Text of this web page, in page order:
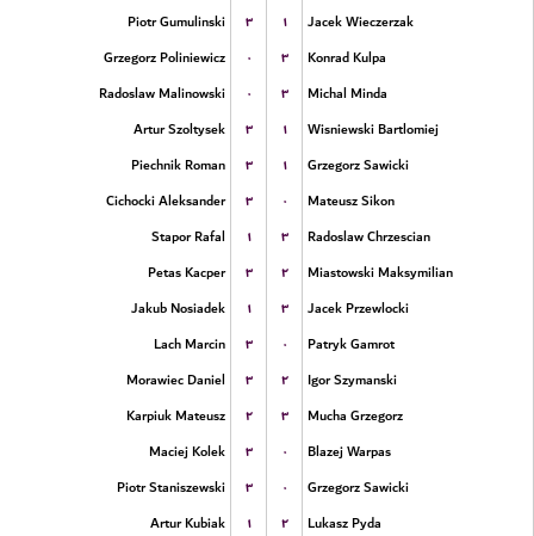
Piotr Gumulinski
۳ ۱
Jacek Wieczerzak
Grzegorz Poliniewicz
۰ ۳
Konrad Kulpa
Radoslaw Malinowski
۰ ۳
Michal Minda
Artur Szoltysek
۳ ۱
Wisniewski Bartlomiej
Piechnik Roman
۳ ۱
Grzegorz Sawicki
Cichocki Aleksander
۳ ۰
Mateusz Sikon
Stapor Rafal
۱ ۳
Radoslaw Chrzescian
Petas Kacper
۳ ۲
Miastowski Maksymilian
Jakub Nosiadek
۱ ۳
Jacek Przewlocki
Lach Marcin
۳ ۰
Patryk Gamrot
Morawiec Daniel
۳ ۲
Igor Szymanski
Karpiuk Mateusz
۲ ۳
Mucha Grzegorz
Maciej Kolek
۳ ۰
Blazej Warpas
Piotr Staniszewski
۳ ۰
Grzegorz Sawicki
Artur Kubiak
۱ ۲ Lukasz Pyda